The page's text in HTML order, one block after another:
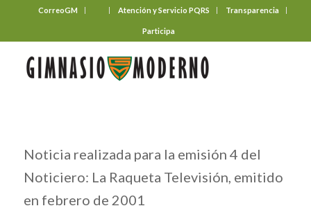
CorreoGM Atención y Servicio PQRS Transparencia
Participa
Noticia realizada para la emisión 4 del
Noticiero: La Raqueta Televisión, emitido
en febrero de 2001